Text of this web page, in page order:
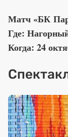
Матч «БК
Где:
Когда: 24